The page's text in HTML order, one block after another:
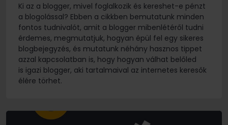
Ki az a blogger, mivel foglalkozik és kereshet-e pénzt
a blogolással? Ebben a cikkben bemutatunk minden
fontos tudnivalót, amit a blogger mibenlétéről tudni
érdemes, megmutatjuk, hogyan épül fel egy sikeres
blogbejegyzés, és mutatunk néhány hasznos tippet
azzal kapcsolatban is, hogy hogyan válhat belőled
is igazi blogger, aki tartalmaival az internetes keresők
élére törhet.